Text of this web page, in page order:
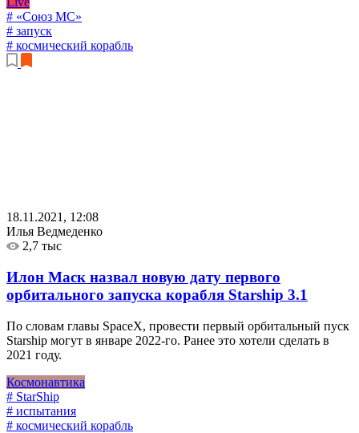
# «Союз МС»
# запуск
# космический корабль
18.11.2021, 12:08
Илья Ведмеденко
2,7 тыс
Илон Маск назвал новую дату первого
орбитального запуска корабля Starship 3.1
По словам главы SpaceX, провести первый орбитальный пуск
Starship могут в январе 2022-го. Ранее это хотели сделать в
2021 году.
Космонавтика
# StarShip
# испытания
# космический корабль